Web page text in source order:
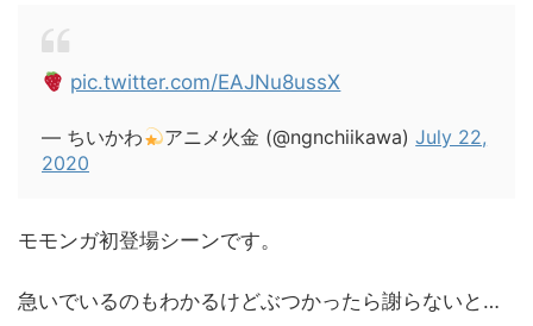
pic.twitter.com/EAJNu8ussX
— ちいかわ アニメ火金 (@ngnchiikawa)July 22,
2020
モモンガ初登場シーンです。
急いでいるのもわかるけどぶつかったら謝らないと…